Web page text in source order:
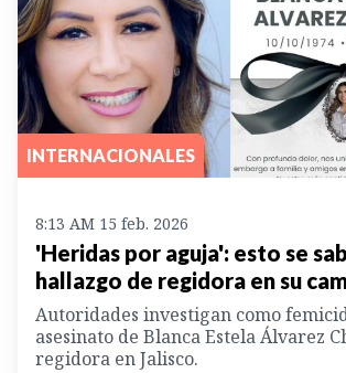
INTERNACIONALES
8:13 AM 15 feb. 2026
'Heridas por aguja': esto se
hallazgo de regidora en su
Autoridades investigan como
asesinato de Blanca Estela Álvarez
regidora en Jalisco.